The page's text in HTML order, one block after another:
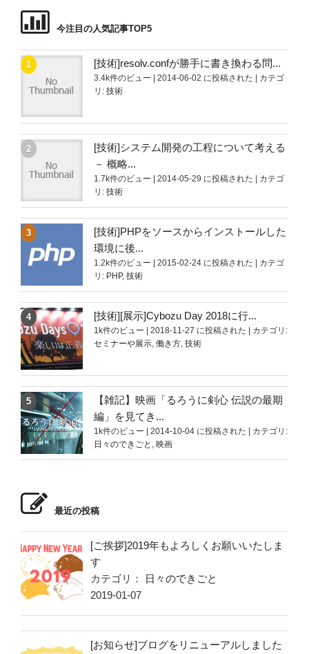
今注目の人気記事TOP5
[技術]resolv.confが勝手に書き換わる問...
3.4k件のビュー 2014-06-02 に投稿された
カテゴ
リ: 技術
[技術]システム開発の工程について考える
－ 概略...
1.7k件のビュー 2014-05-29 に投稿された
カテゴ
リ: 技術
[技術]PHPをソースからインストールした
環境に後...
1.2k件のビュー 2015-02-24 に投稿された
カテゴ
リ: PHP, 技術
[技術][展示]Cybozu Day 2018に行...
1k件のビュー 2018-11-27 に投稿された
カテゴリ:
セミナーや展示, 働き方, 技術
【雑記】映画「るろうに剣心 伝説の最期
編」を見てき...
1k件のビュー 2014-10-04 に投稿された
カテゴリ:
日々のできごと , 映画
最近の投稿
[ご挨拶]2019年もよろしくお願いいたしま
す
カテゴリ：
日々のできごと
2019-01-07
[お知らせ]ブログをリニューアルしました